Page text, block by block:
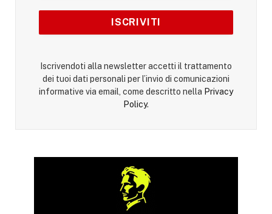
Iscrivendoti alla newsletter accetti il trattamento
dei tuoi dati personali per l’invio di comunicazioni
informative via email, come descritto nella Privacy
Policy.